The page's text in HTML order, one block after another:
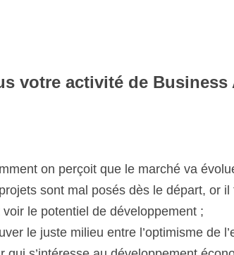
activité de Business
sont mal posés dès le départ, or il faut
potentiel de développement ;
le juste milieu entre l’optimisme de
s’intéresse au développement